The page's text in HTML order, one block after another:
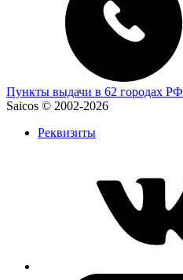
Пункты выдачи в 62 городах РФ
Saicos © 2002-2026
Реквизиты